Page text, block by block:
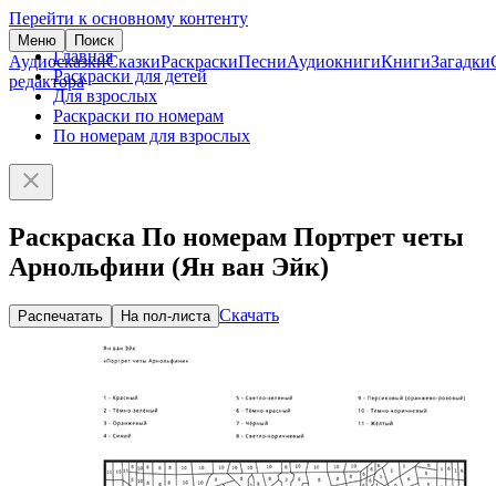
Перейти к основному контенту
Меню Поиск
АудиосказкиСказкиРаскраскиПесниАудиокнигиКнигиЗагадки
редактора
Главная
Раскраски для детей
Для взрослых
Раскраски по номерам
По номерам для взрослых
Раскраска По номерам Портрет четы
Арнольфини (Ян ван Эйк)
Распечатать На пол-листа Скачать